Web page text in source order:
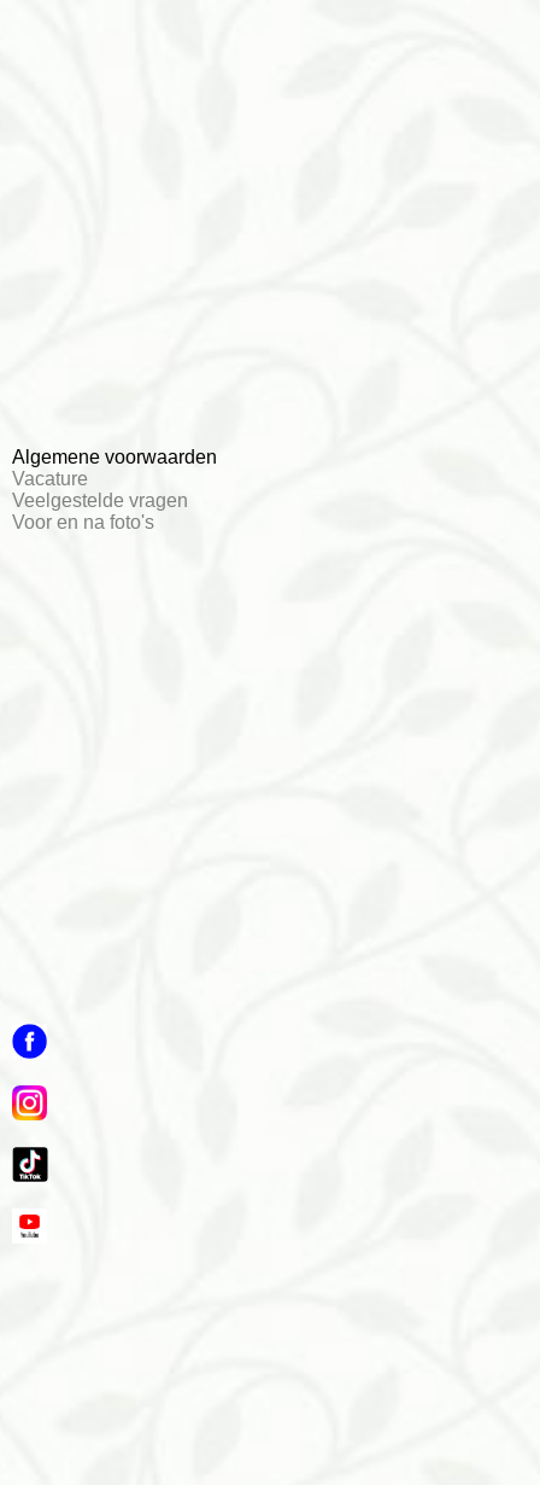
Algemene voorwaarden
Vacature
Veelgestelde vragen
Voor en na foto's